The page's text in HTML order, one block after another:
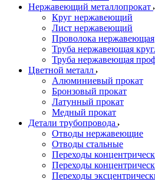
Нержавеющий металлопрокат
Круг нержавеющий
Лист нержавеющий
Проволока нержавеющая
Труба нержавеющая
Труба нержавеющая
Цветной металл
Алюминиевый прокат
Бронзовый прокат
Латунный прокат
Медный прокат
Детали трубопровода
Отводы нержавеющие
Отводы стальные
Переходы
Переходы
Переходы